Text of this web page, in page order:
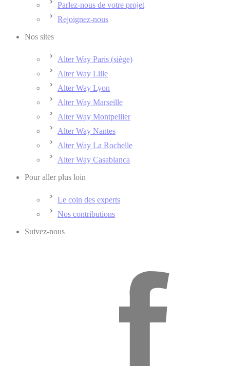
Parlez-nous de votre projet
Rejoignez-nous
Nos sites
Alter Way Paris (siège)
Alter Way Lille
Alter Way Lyon
Alter Way Marseille
Alter Way Montpellier
Alter Way Nantes
Alter Way La Rochelle
Alter Way Casablanca
Pour aller plus loin
Le coin des experts
Nos contributions
Suivez-nous